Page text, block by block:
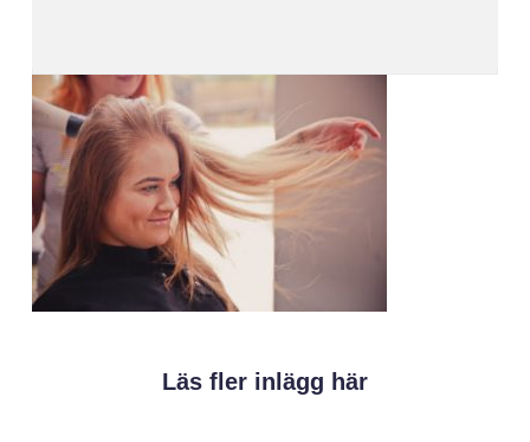
Läs fler inlägg här